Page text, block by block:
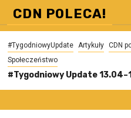
CDN POLECA!
#TygodniowyUpdate Artykuły
CDN
Społeczeństwo
#Tygodniowy Update